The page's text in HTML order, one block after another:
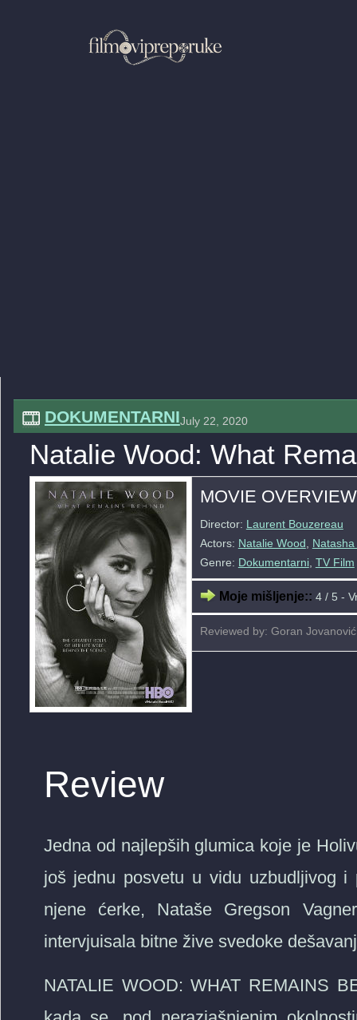
DOKUMENTARNIJuly 22, 2020
Natalie Wood: What
MOVIE OVERVIEW
Director: Laurent Bouzereau
Actors: Natalie Wood
Genre: Dokumentarni, TV Film
Moje mišljenje:: 4 / 5 -
Reviewed by: Goran Jovanović
Review
Jedna od najlepših glumica koje je
još jednu posvetu u vidu uzbudljivog i
njene ćerke, Nataše Gregson
intervjuisala bitne žive svedoke
NATALIE WOOD: WHAT REMAINS